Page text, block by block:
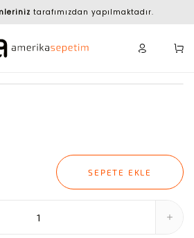
tarafımızdan yapılmaktadır.
SEPETE EKLE